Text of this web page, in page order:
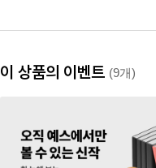
이 상품의 이벤트 (9개)